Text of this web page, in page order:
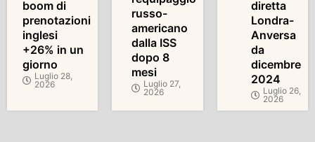
boom di
prenotazioni
inglesi
+26% in un
giorno
Luglio 28,
2026
russo-
americano
dalla ISS
dopo 8
mesi
Luglio 27,
2026
diretta
Londra-
Anversa
da
dicembre
2024
Luglio 26,
2026